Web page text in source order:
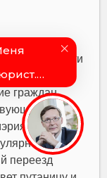
можно найти
Она
граждан,
переезд